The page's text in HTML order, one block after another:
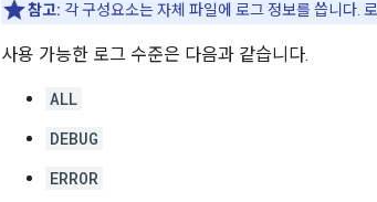
참고: 각 구성요소는 자체 파일에 로그 정보를 씁니다.
사용 가능한 로그 수준은 다음과 같습니다.
ALL
DEBUG
ERROR